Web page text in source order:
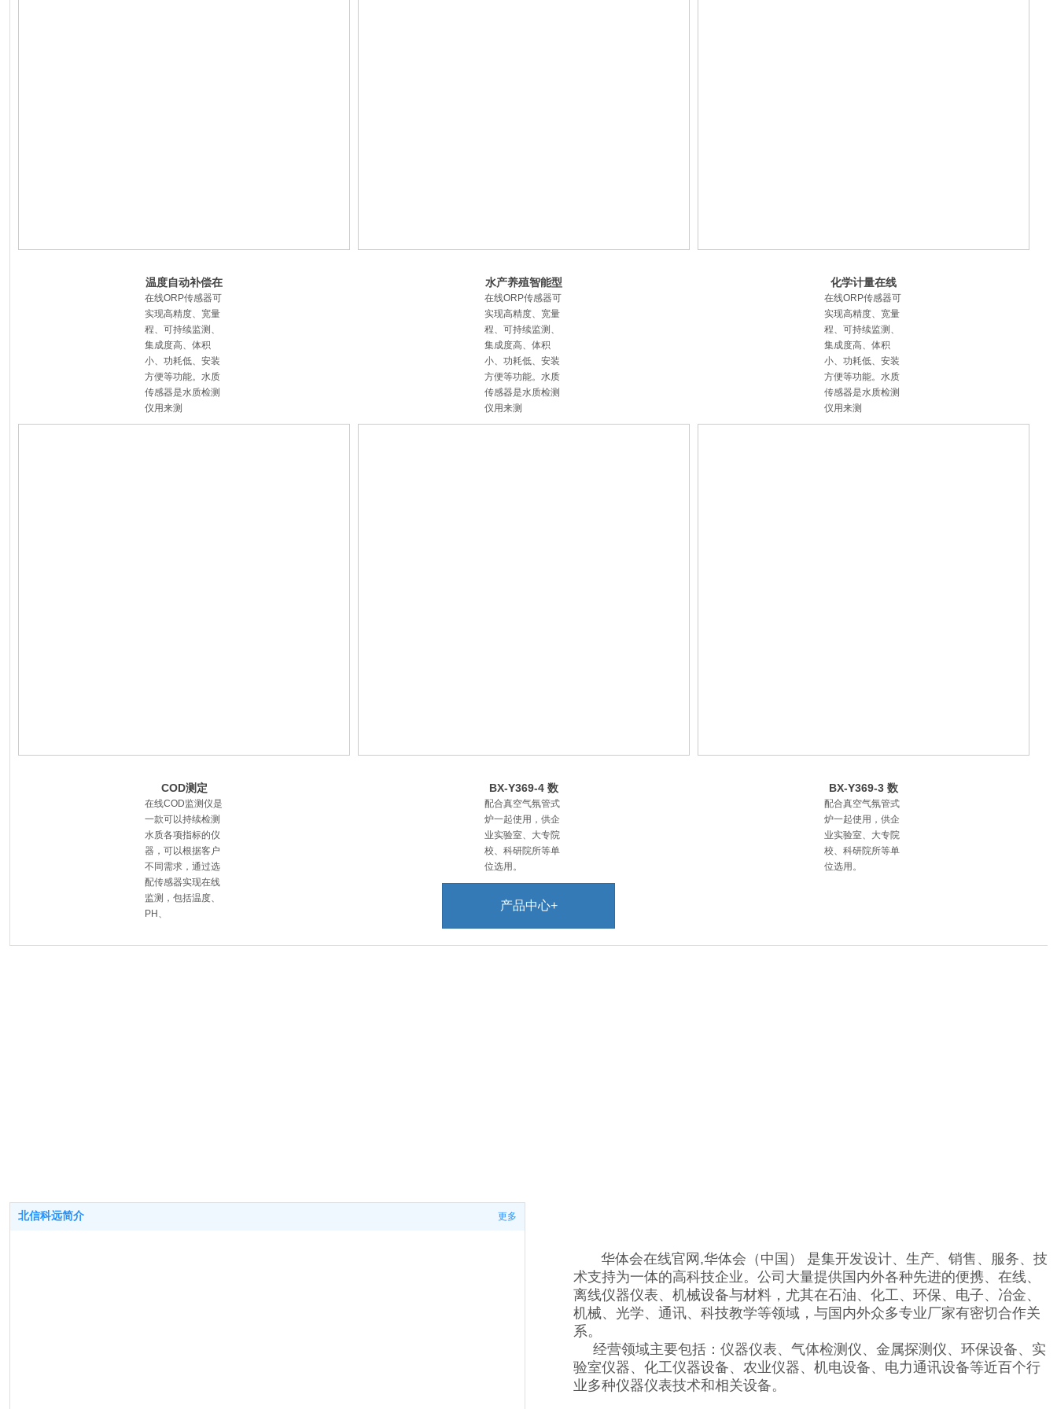
测系统解决方案
决方案（综合
版）
水质监测整体解
决方案
温度自动补偿在
线式ORP监测仪
定做制造商
在线ORP传感器可
实现高精度、宽量
程、可持续监测、
集成度高、体积
小、功耗低、安装
方便等功能。水质
传感器是水质检测
仪用来测
水产养殖智能型
在线式ORP监测
仪
在线ORP传感器可
实现高精度、宽量
程、可持续监测、
集成度高、体积
小、功耗低、安装
方便等功能。水质
传感器是水质检测
仪用来测
化学计量在线
ORP传感器制造
商 氧化还原
在线ORP传感器可
实现高精度、宽量
程、可持续监测、
集成度高、体积
小、功耗低、安装
方便等功能。水质
传感器是水质检测
仪用来测
COD测定
仪,COD快速检
测仪,水质分析
在线COD监测仪是
一款可以持续检测
水质各项指标的仪
器，可以根据客户
不同需求，通过选
配传感器实现在线
监测，包括温度、
PH、
BX-Y369-4 数
显质量流量控制
配合真空气氛管式
炉一起使用，供企
业实验室、大专院
校、科研院所等单
位选用。
BX-Y369-3 数
显质量流量控制
系
配合真空气氛管式
炉一起使用，供企
业实验室、大专院
校、科研院所等单
位选用。
产品中心+
北信科远简介 更多
华体会在线官网,华体会（中国） 是集开发设计、生产、销售、服务、技
术支持为一体的高科技企业。公司大量提供国内外各种先进的便携、在线、
离线仪器仪表、机械设备与材料，尤其在石油、化工、环保、电子、冶金、
机械、光学、通讯、科技教学等领域，与国内外众多专业厂家有密切合作关
系。
经营领域主要包括：仪器仪表、气体检测仪、金属探测仪、环保设备、实
验室仪器、化工仪器设备、农业仪器、机电设备、电力通讯设备等近百个行
业多种仪器仪表技术和相关设备。